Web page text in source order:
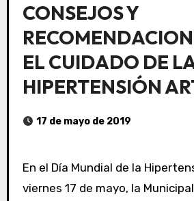
CONSEJOS Y
EL CUIDADO DE
HIPERTENSIÓN
17 de mayo de 2019
En el Día Mundial de la Hipertensión Arterial, hoy
viernes 17 de mayo, la